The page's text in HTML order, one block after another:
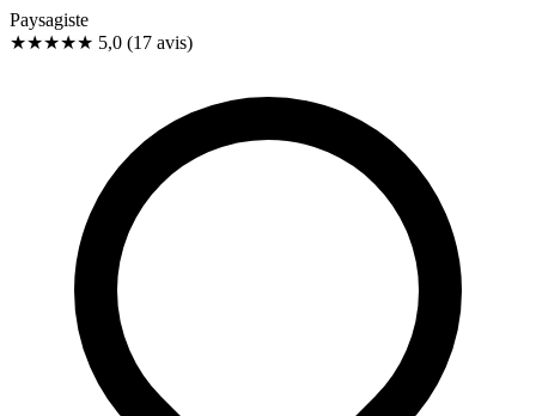
Paysagiste
★★★★★ 5,0 (17 avis)